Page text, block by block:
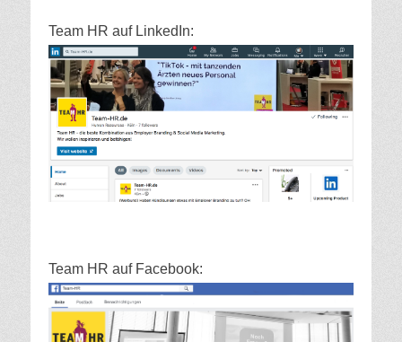
Team HR auf LinkedIn:
Team HR auf Facebook: